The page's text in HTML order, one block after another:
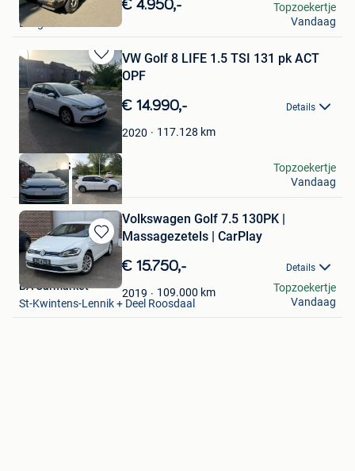
Favorieten
€ 4.950,-
Dhr Y.
Edegem
Topzoekertje
Vandaag
Bewaren
in
Mijn
Favorieten
VW Golf 8 LIFE 1.5 TSI 131 pk ACT
OPF
€ 14.990,- Details
2020 117.128 km
Raphael.S
Binche
Topzoekertje
Vandaag
Bewaren
in
Mijn
Favorieten
Volkswagen Golf 7.5 130PK |
Massagezetels | CarPlay
€ 15.750,- Details
2019 109.000 km
BA Carmarket
St-Kwintens-Lennik + Deel Roosdaal
Topzoekertje
Vandaag